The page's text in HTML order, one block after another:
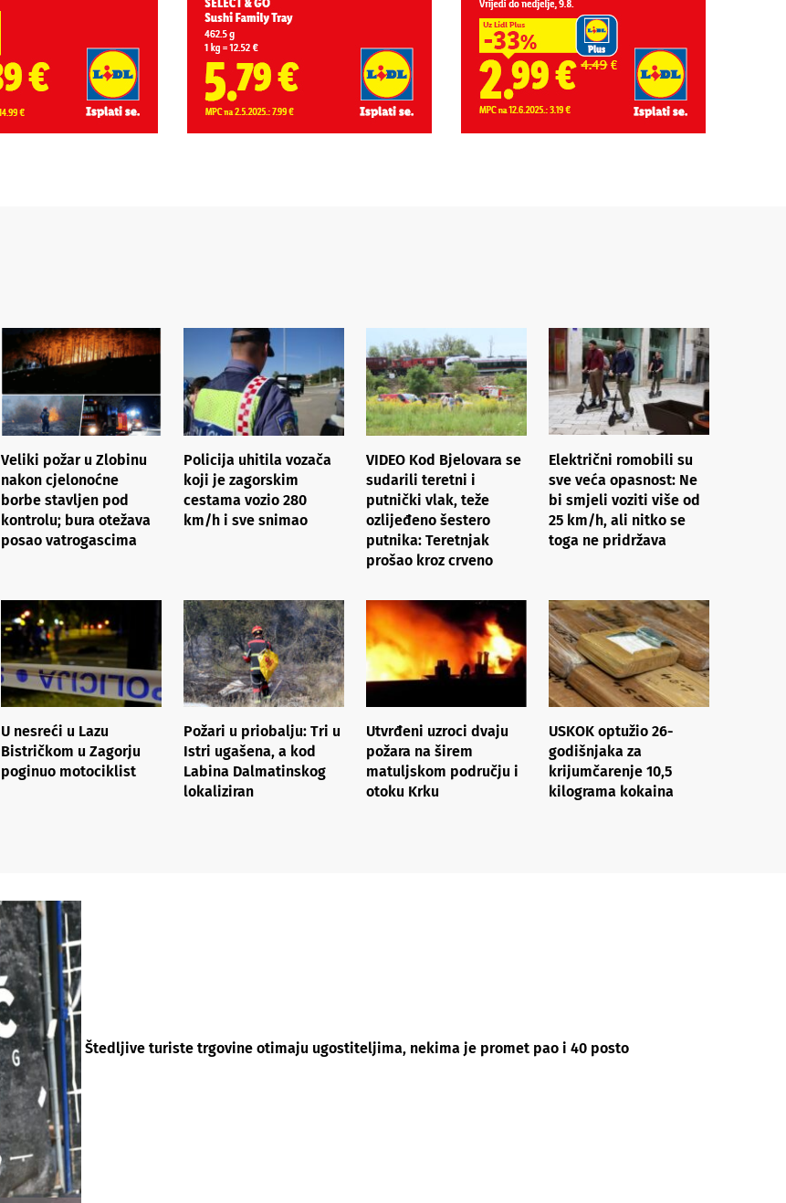
Veliki požar u Zlobinu
nakon cjelonoćne
borbe stavljen pod
kontrolu; bura otežava
posao vatrogascima
Policija uhitila vozača
koji je zagorskim
cestama vozio 280
km/h i sve snimao
VIDEO Kod Bjelovara se
sudarili teretni i
putnički vlak, teže
ozlijeđeno šestero
putnika: Teretnjak
prošao kroz crveno
Električni romobili su
sve veća opasnost: Ne
bi smjeli voziti više od
25 km/h, ali nitko se
toga ne pridržava
U nesreći u Lazu
Bistričkom u Zagorju
poginuo motociklist
Požari u priobalju: Tri u
Istri ugašena, a kod
Labina Dalmatinskog
lokaliziran
Utvrđeni uzroci dvaju
požara na širem
matuljskom području i
otoku Krku
USKOK optužio 26-
godišnjaka za
krijumčarenje 10,5
kilograma kokaina
Štedljive turiste trgovine otimaju ugostiteljima, nekima je promet pao i 40 posto